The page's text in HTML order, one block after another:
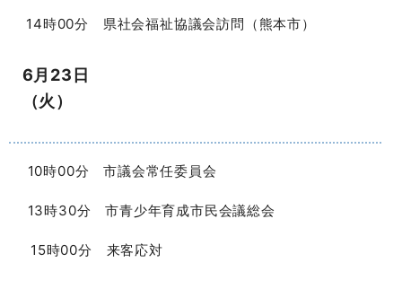
14時00分 県社会福祉協議会訪問（熊本市）
6月23日
（火）
10時00分 市議会常任委員会
13時30分 市青少年育成市民会議総会
15時00分 来客応対